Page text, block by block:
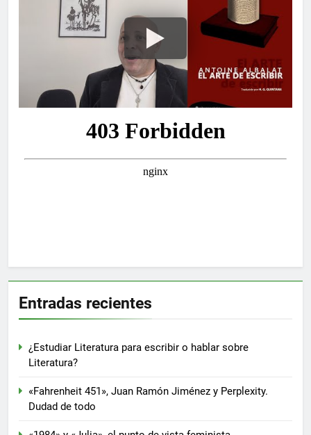
Entradas recientes
¿Estudiar Literatura para escribir o hablar sobre
Literatura?
«Fahrenheit 451», Juan Ramón Jiménez y Perplexity.
Dudad de todo